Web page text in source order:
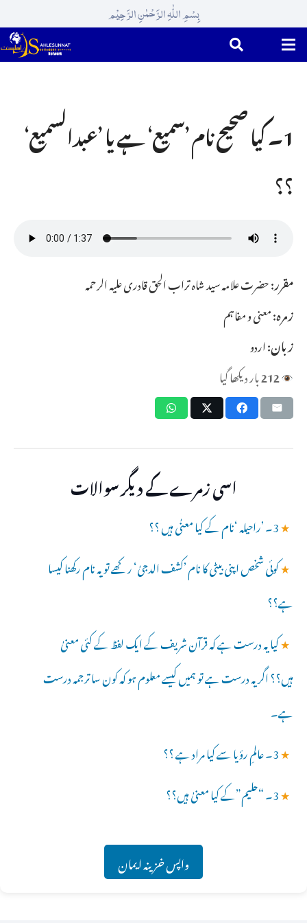
بِسْمِ اللّٰہِ الرَّحْمٰنِ الرَّحِیْم
1۔ کیا صحیح نام ـ’سمیع‘ ہے یا ’عبدالسمیع‘
؟؟
مقرر:حضرت علامہ سید شاہ تراب الحق قادری علیہ الرحمہ
زمرہ:معنی و مفاہم
زبان:اردو
212بار دیکھا گیا
اسی زمرے کے دیگر سوالات
★3۔ ’راحیلہ ‘نام کے کیا معنٰی ہیں ؟؟
★کوئی شخص اپنی بیٹی کا نام ’کشف الدجیٰ‘ رکھے تو یہ نام رکھنا کیسا
ہے؟؟
★کیا یہ درست ہے کہ قرآن شریف کے ایک لفظ کے کئی معنیٰ
ہیں؟؟ اگر یہ درست ہے تو ہمیں کیسے معلوم ہو کہ کون سا ترجمہ درست
ہے۔
★3۔ عالمِ رؤیا سے کیا مراد ہے ؟؟
★3۔ “حلیم”کے کیا معنیٰ ہیں؟؟
واپس خزینہ ایمان